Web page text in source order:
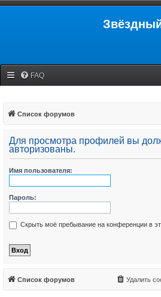
FAQ
Список форумов
Для просмотра профилей вы
авторизованы.
Имя пользователя:
Пароль:
Скрыть моё пребывание на конференции в
Список форумов Удалить